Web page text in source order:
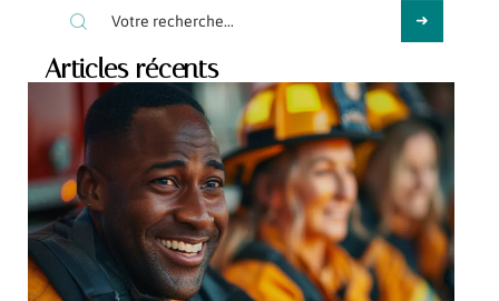
Articles récents